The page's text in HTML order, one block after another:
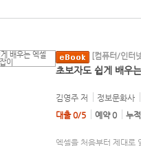
[컴퓨터/인터
초보자도 쉽게 배우
김영주 저 정보문화사
대출 0/5
예약 0 누
엑셀을 처음부터 제대로